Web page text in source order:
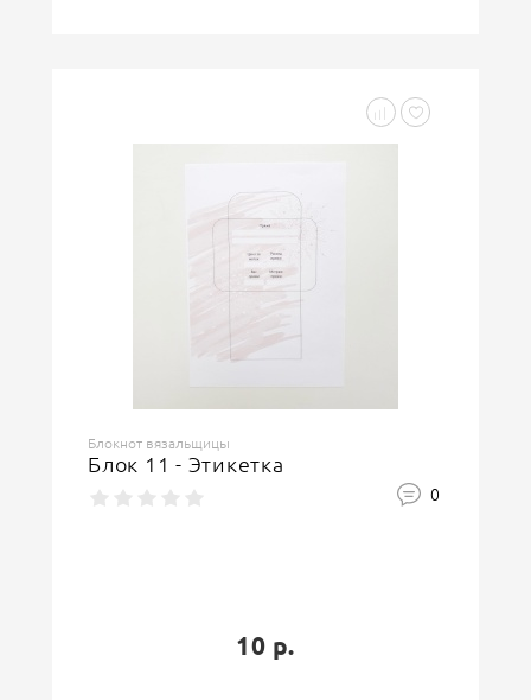
Блокнот вязальщицы
Блок 11 - Этикетка
0
10 р.